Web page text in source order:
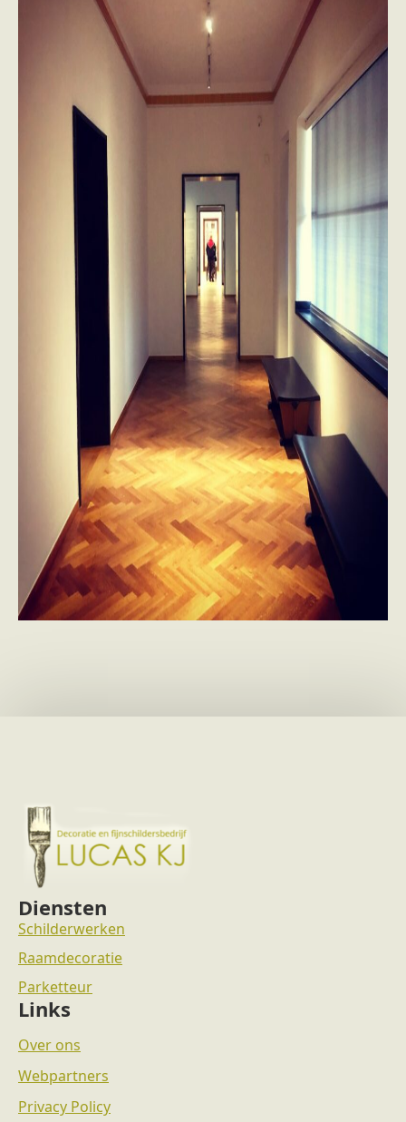
Diensten
Schilderwerken
Raamdecoratie
Parketteur
Links
Over ons
Webpartners
Privacy Policy